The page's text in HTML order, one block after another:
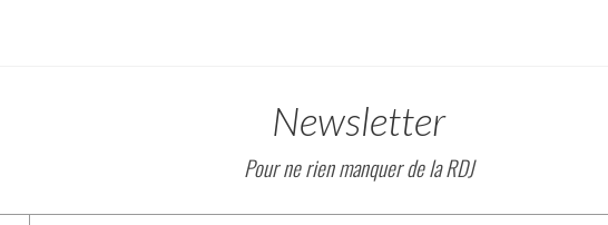
Newsletter
Pour ne rien manquer de la RDJ